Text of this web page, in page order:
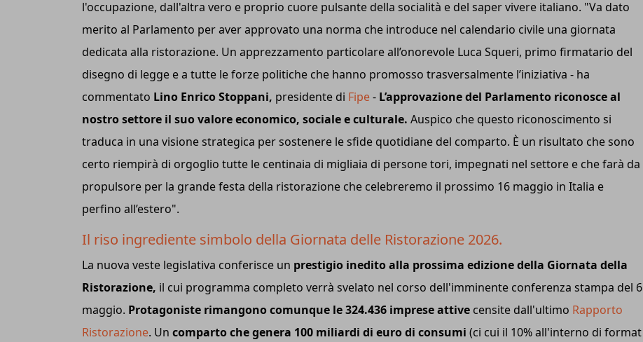
l'occupazione, dall'altra vero e proprio cuore pulsante della socialità e del saper vivere italiano. "Va dato
merito al Parlamento per aver approvato una norma che introduce nel calendario civile una giornata
dedicata alla ristorazione. Un apprezzamento particolare all’onorevole Luca Squeri, primo firmatario del
disegno di legge e a tutte le forze politiche che hanno promosso trasversalmente l’iniziativa - ha
commentato Lino Enrico Stoppani, presidente di Fipe- L’approvazione del Parlamento riconosce al
nostro settore il suo valore economico, sociale e culturale. Auspico che questo riconoscimento si
traduca in una visione strategica per sostenere le sfide quotidiane del comparto. È un risultato che sono
certo riempirà di orgoglio tutte le centinaia di migliaia di persone tori, impegnati nel settore e che farà da
propulsore per la grande festa della ristorazione che celebreremo il prossimo 16 maggio in Italia e
perfino all’estero".
Il riso ingrediente simbolo della Giornata delle Ristorazione 2026.
La nuova veste legislativa conferisce un prestigio inedito alla prossima edizione della Giornata della
Ristorazione, il cui programma completo verrà svelato nel corso dell'imminente conferenza stampa del 6
maggio. Protagoniste rimangono comunque le 324.436 imprese attive censite dall'ultimo Rapporto
Ristorazione. Un comparto che genera 100 miliardi di euro di consumi (ci cui il 10% all'interno di format